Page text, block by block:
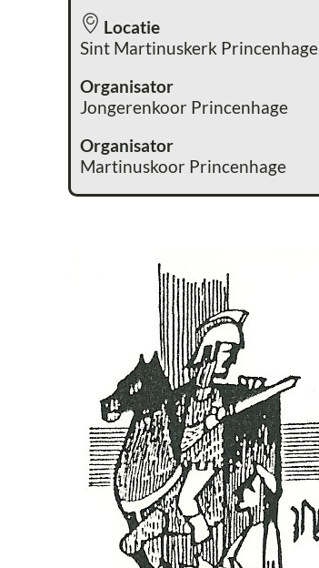
Locatie
Sint Martinuskerk Princenhage
Organisator
Jongerenkoor Princenhage
Organisator
Martinuskoor Princenhage